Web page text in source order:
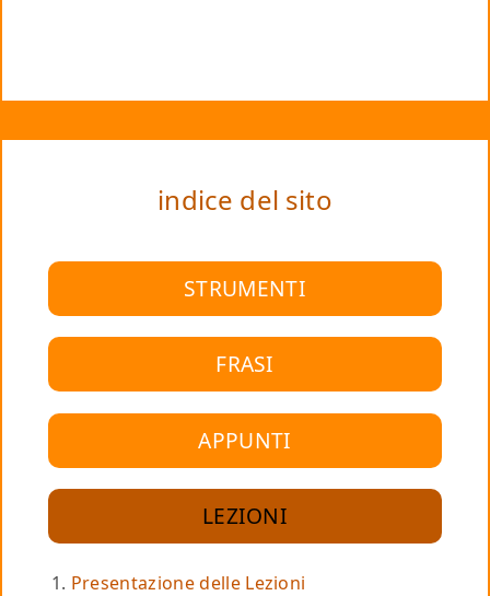
indice del sito
STRUMENTI
FRASI
APPUNTI
LEZIONI
Presentazione delle Lezioni